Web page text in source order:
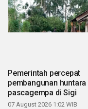
Pemerintah percepat
pembangunan huntara
pascagempa di Sigi
07 August 2026 1:02 WIB